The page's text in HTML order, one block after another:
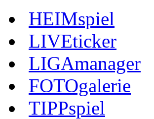
HEIMspiel
LIVEticker
LIGAmanager
FOTOgalerie
TIPPspiel